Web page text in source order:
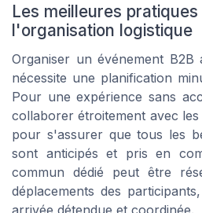
Les meilleures pratiques
l'organisation logistique
Organiser un événement
nécessite une planification
Pour une expérience sans
collaborer étroitement avec
pour s'assurer que tous les
sont anticipés et pris en
commun dédié peut être
déplacements des
arrivée détendue et coordinée.